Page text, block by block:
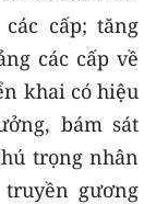
cấp; tăng
các cấp về
khai có hiệu
bám sát
trọng nhân
gương